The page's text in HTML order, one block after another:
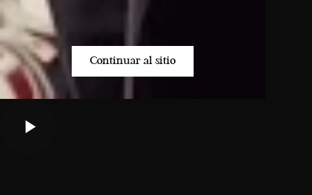
Continuar al sitio